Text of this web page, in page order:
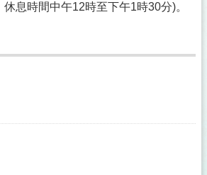
休息時間中午12時至下午1時30分)。